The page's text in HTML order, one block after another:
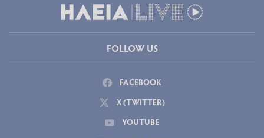
FOLLOW US
FACEBOOK
X (TWITTER)
YOUTUBE